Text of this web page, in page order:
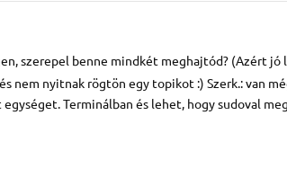
szerepel benne mindkét meghajtód? (Azért jó
nem nyitnak rögtön egy topikot :) Szerk.: van
Terminálban és lehet, hogy sudoval